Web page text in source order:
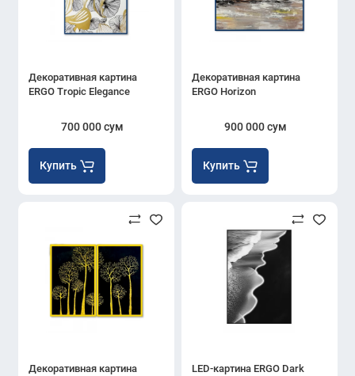
Декоративная картина
ERGO Tropic Elegance
700 000 сум
Купить
Декоративная картина
ERGO Horizon
900 000 сум
Купить
Декоративная картина
LED-картина ERGO Dark